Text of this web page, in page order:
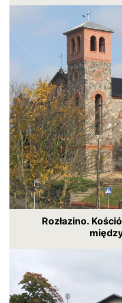
Rozłazino.